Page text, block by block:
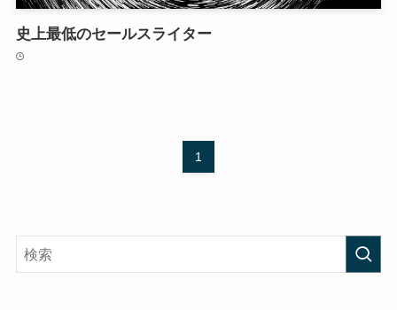
史上最低のセールスライター
1